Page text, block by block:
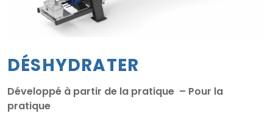
DÉSHYDRATER
Développé à partir de la pratique – Pour la
pratique